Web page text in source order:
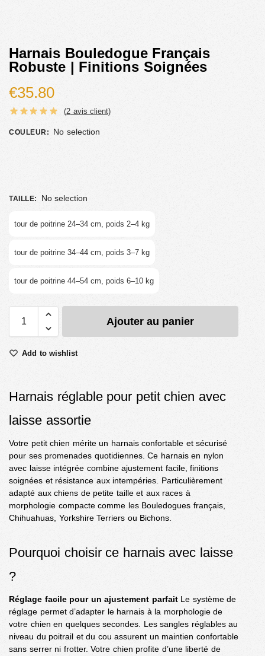
Harnais Bouledogue Français
Robuste | Finitions Soignées
€35.80
(2 avis client)
COULEUR: No selection
TAILLE: No selection
tour de poitrine 24–34 cm, poids 2–4 kg
tour de poitrine 34–44 cm, poids 3–7 kg
tour de poitrine 44–54 cm, poids 6–10 kg
Ajouter au panier
Add to wishlist
Harnais réglable pour petit chien avec
laisse assortie
Votre petit chien mérite un harnais confortable et sécurisé
pour ses promenades quotidiennes. Ce harnais en nylon
avec laisse intégrée combine ajustement facile, finitions
soignées et résistance aux intempéries. Particulièrement
adapté aux chiens de petite taille et aux races à
morphologie compacte comme les Bouledogues français,
Chihuahuas, Yorkshire Terriers ou Bichons.
Pourquoi choisir ce harnais avec laisse
?
Réglage facile pour un ajustement parfaitLe système de
réglage permet d’adapter le harnais à la morphologie de
votre chien en quelques secondes. Les sangles réglables au
niveau du poitrail et du cou assurent un maintien confortable
sans serrer ni frotter. Votre chien profite d’une liberté de